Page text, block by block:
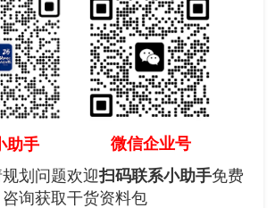
助手
微信企业号
划问题欢迎扫码联系小助手免费
咨询获取干货资料包